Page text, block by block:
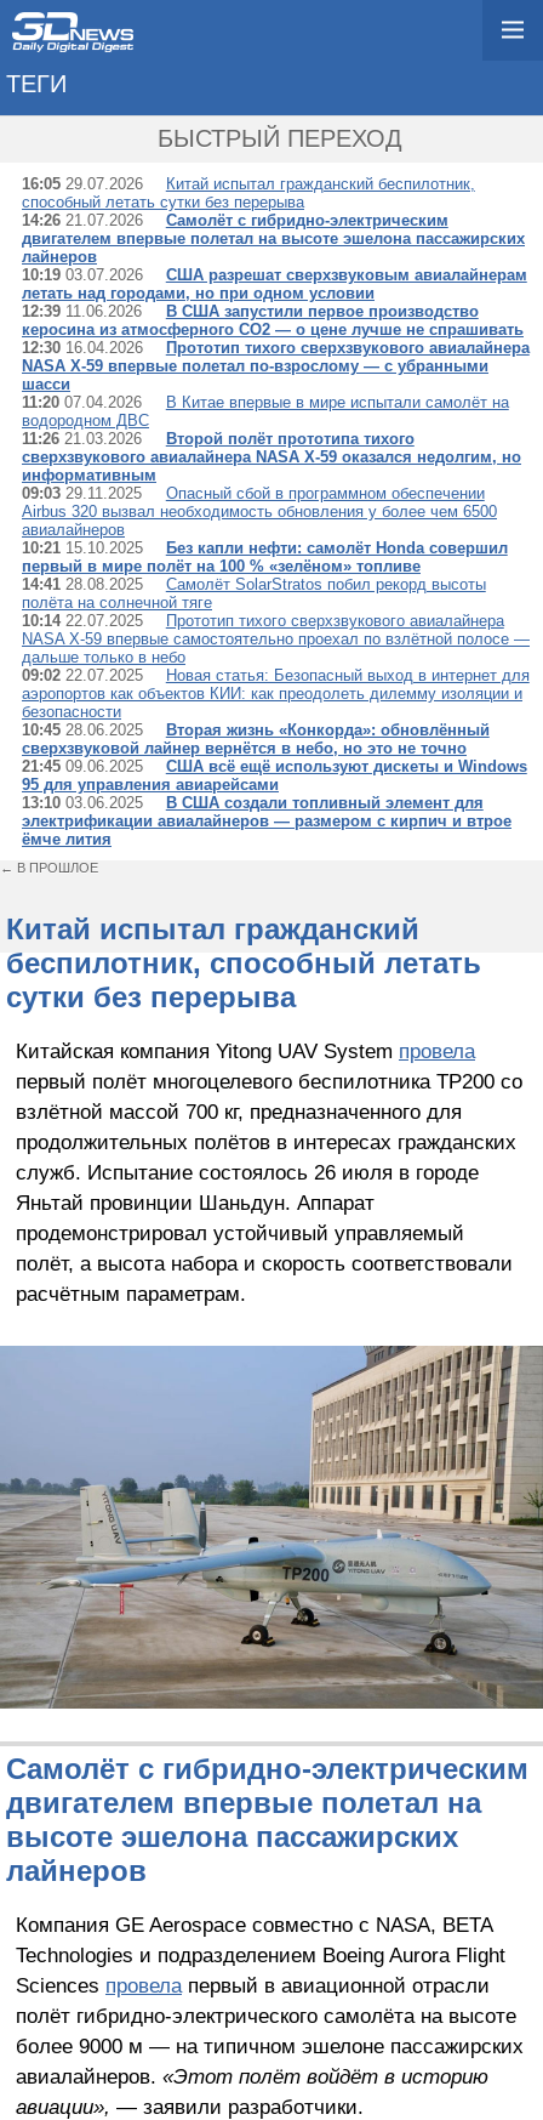
ТЕГИ
БЫСТРЫЙ ПЕРЕХОД
16:05 29.07.2026
Китай испытал гражданский беспилотник,
способный летать сутки без перерыва
14:26 21.07.2026
Самолёт с гибридно-электрическим
двигателем впервые полетал на высоте эшелона пассажирских
лайнеров
10:19 03.07.2026
США разрешат сверхзвуковым авиалайнерам
летать над городами, но при одном условии
12:39 11.06.2026
В США запустили первое производство
керосина из атмосферного CO2 — о цене лучше не спрашивать
12:30 16.04.2026
Прототип тихого сверхзвукового авиалайнера
NASA X-59 впервые полетал по-взрослому — с убранными
шасси
11:20 07.04.2026
В Китае впервые в мире испытали самолёт на
водородном ДВС
11:26 21.03.2026
Второй полёт прототипа тихого
сверхзвукового авиалайнера NASA X-59 оказался недолгим, но
информативным
09:03 29.11.2025
Опасный сбой в программном обеспечении
Airbus 320 вызвал необходимость обновления у более чем 6500
авиалайнеров
10:21 15.10.2025
Без капли нефти: самолёт Honda совершил
первый в мире полёт на 100 % «зелёном» топливе
14:41 28.08.2025
Самолёт SolarStratos побил рекорд высоты
полёта на солнечной тяге
10:1422.07.2025
Прототип тихого сверхзвукового авиалайнера
NASA X-59 впервые самостоятельно проехал по взлётной полосе —
дальше только в небо
09:02 22.07.2025
Новая статья: Безопасный выход в интернет для
аэропортов как объектов КИИ: как преодолеть дилемму изоляции и
безопасности
10:45 28.06.2025
Вторая жизнь «Конкорда»: обновлённый
сверхзвуковой лайнер вернётся в небо, но это не точно
21:45 09.06.2025
США всё ещё используют дискеты и Windows
95 для управления авиарейсами
13:10 03.06.2025
В США создали топливный элемент для
электрификации авиалайнеров — размером с кирпич и втрое
ёмче лития
← В ПРОШЛОЕ
Китай испытал гражданский
беспилотник, способный летать
сутки без перерыва
Китайская компания Yitong UAV System провела
первый полёт многоцелевого беспилотника TP200 со
взлётной массой 700 кг, предназначенного для
продолжительных полётов в интересах гражданских
служб. Испытание состоялось 26 июля в городе
Яньтай провинции Шаньдун. Аппарат
продемонстрировал устойчивый управляемый
полёт, а высота набора и скорость соответствовали
расчётным параметрам.
Самолёт с гибридно-электрическим
двигателем впервые полетал на
высоте эшелона пассажирских
лайнеров
Компания GE Aerospace совместно с NASA, BETA
Technologies и подразделением Boeing Aurora Flight
Sciences провелапервый в авиационной отрасли
полёт гибридно-электрического самолёта на высоте
более 9000 м — на типичном эшелоне пассажирских
авиалайнеров. «Этот полёт войдёт в историю
авиации», — заявили разработчики.